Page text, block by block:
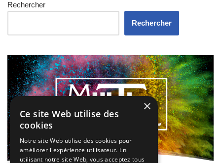
Rechercher
Rechercher
×
Ce site Web utilise des
cookies
Notre site Web utilise des cookies pour
améliorer l'expérience utilisateur. En
utilisant notre site Web, vous acceptez tous